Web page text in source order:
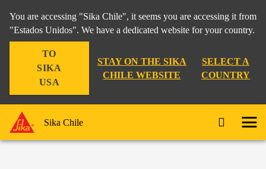
You are accessing "Sika Chile", it seems you are accessing it from
"Estados Unidos". We have a dedicated website for your country.
TO
SIKA
USA
STAY ON THE SIKA
CHILE WEBSITE
SELECT A
COUNTRY
Sika Chile